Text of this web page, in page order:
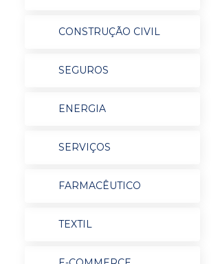
CONSTRUÇÃO CIVIL
SEGUROS
ENERGIA
SERVIÇOS
FARMACÊUTICO
TEXTIL